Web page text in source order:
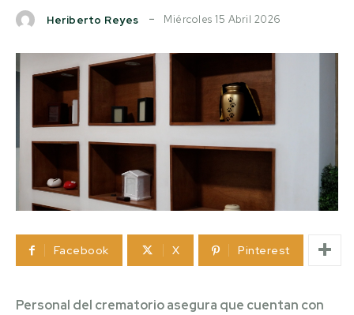
Heriberto Reyes Miércoles 15 Abril 2026
Facebook X Pinterest
Personal del crematorio asegura que cuentan con